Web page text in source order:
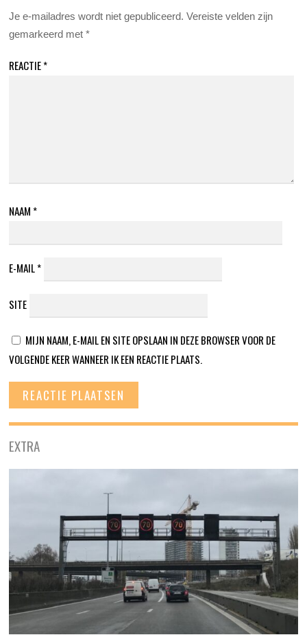
Je e-mailadres wordt niet gepubliceerd. Vereiste velden zijn
gemarkeerd met*
REACTIE*
NAAM *
E-MAIL*
SITE
MIJN NAAM, E-MAIL EN SITE OPSLAAN IN DEZE BROWSER VOOR DE
VOLGENDE KEER WANNEER IK EEN REACTIE PLAATS.
EXTRA